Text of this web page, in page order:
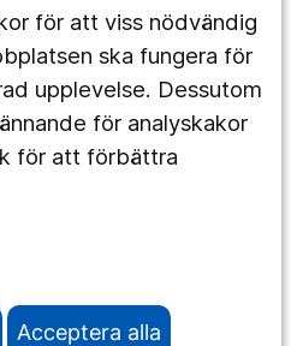
för att viss nödvändig
ska fungera för
upplevelse. Dessutom
för analyskakor
för att förbättra
Acceptera alla